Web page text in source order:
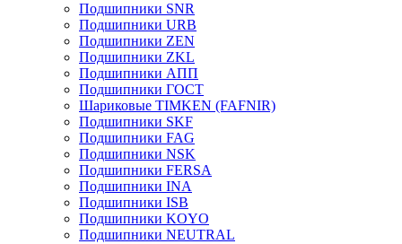
Подшипники SNR
Подшипники URB
Подшипники ZEN
Подшипники ZKL
Подшипники АПП
Подшипники ГОСТ
Шариковые ТІMKEN (FAFNIR)
Подшипники SKF
Подшипники FAG
Подшипники NSK
Подшипники FERSA
Подшипники INA
Подшипники ISB
Подшипники KOYO
Подшипники NEUTRAL